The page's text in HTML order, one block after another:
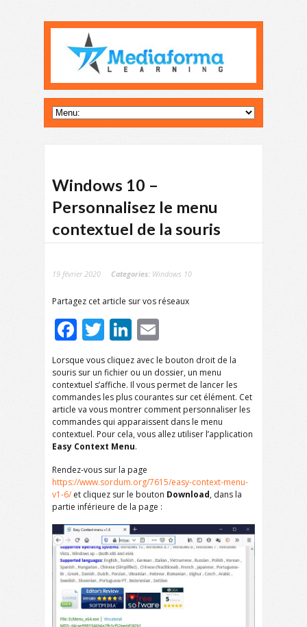
Windows 10 –
Personnalisez le menu
contextuel de la souris
19 février 2020 Categories: Windows 10
Partagez cet article sur vos réseaux
Facebook
TwitterLinkedIn
Lorsque vous cliquez avec le bouton droit de la
souris sur un fichier ou un dossier, un menu
contextuel s’affiche. Il vous permet de lancer les
commandes les plus courantes sur cet élément. Cet
article va vous montrer comment personnaliser les
commandes qui apparaissent dans le menu
contextuel. Pour cela, vous allez utiliser l’application
Easy Context Menu.
Rendez-vous sur la page
https://www.sordum.org/7615/easy-context-menu-
v1-6/ et cliquez sur le bouton Download, dans la
partie inférieure de la page :